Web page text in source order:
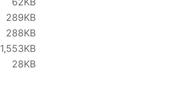
289KB
288KB
1,553KB
28KB